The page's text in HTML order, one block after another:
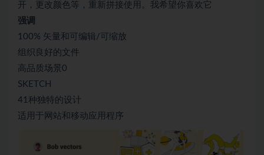
开，更改颜色等，重新拼接使用。我希望你喜欢它
强调
100% 矢量和可编辑/可缩放
组织良好的文件
高品质场景0
SKETCH
41种独特的设计
适用于网站和移动应用程序